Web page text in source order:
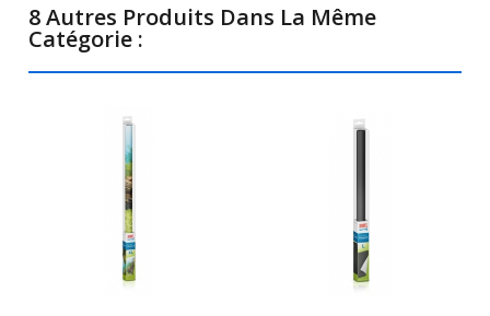
8 Autres Produits Dans La Même
Catégorie :